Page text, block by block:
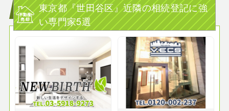
東京都『世田谷区』近隣の相続登記に強
い専門家5選